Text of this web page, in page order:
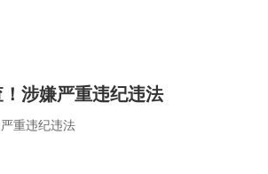
涉嫌严重违纪违法
重违纪违法